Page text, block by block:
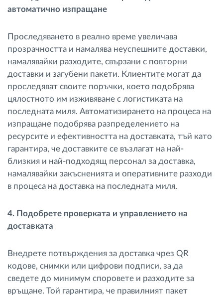
автоматично изпращане
Проследяването в реално време увеличава
прозрачността и намалява неуспешните доставки,
намалявайки разходите, свързани с повторни
доставки и загубени пакети. Клиентите могат да
проследяват своите поръчки, което подобрява
цялостното им изживяване с логистиката на
последната миля. Автоматизирането на процеса на
изпращане подобрява разпределението на
ресурсите и ефективността на доставката, тъй като
гарантира, че доставките се възлагат на най-
близкия и най-подходящ персонал за доставка,
намалявайки закъсненията и оперативните разходи
в процеса на доставка на последната миля.
4. Подобрете проверката и управлението на
доставката
Внедрете потвърждения за доставка чрез QR
кодове, снимки или цифрови подписи, за да
сведете до минимум споровете и разходите за
връщане. Той гарантира, че правилният пакет